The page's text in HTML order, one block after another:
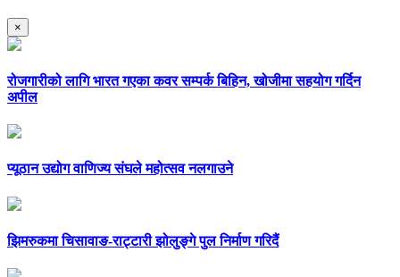
×
रोजगारीको लागि भारत गएका कवर सम्पर्क बिहिन, खोजीमा सहयोग गर्दिन
अपील
प्यूठान उद्योग वाणिज्य संघले महोत्सव नलगाउने
झिमरुकमा चिसावाङ-राट्टारी झोलुङ्गे पुल निर्माण गरिदैं